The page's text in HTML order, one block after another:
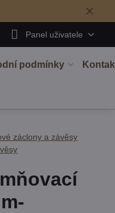
✕
Panel uživatele
podmínky
záclony a závěsy